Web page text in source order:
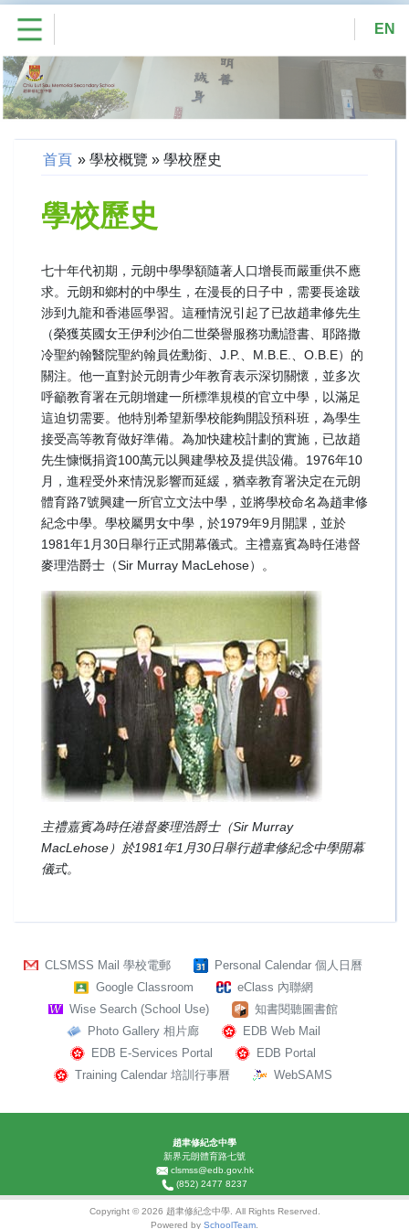
EN
首頁 » 學校概覽 » 學校歷史
學校歷史
七十年代初期，元朗中學學額隨著人口增長而嚴重供不應
求。元朗和鄉村的中學生，在漫長的日子中，需要長途跋
涉到九龍和香港區學習。這種情況引起了已故趙聿修先生
（榮獲英國女王伊利沙伯二世榮譽服務功勳證書、耶路撒
冷聖約翰醫院聖約翰員佐勳銜、J.P.、M.B.E.、O.B.E）的
關注。他一直對於元朗青少年教育表示深切關懷，並多次
呼籲教育署在元朗增建一所標準規模的官立中學，以滿足
這迫切需要。他特別希望新學校能夠開設預科班，為學生
接受高等教育做好準備。為加快建校計劃的實施，已故趙
先生慷慨捐資100萬元以興建學校及提供設備。1976年10
月，進程受外來情況影響而延緩，猶幸教育署決定在元朗
體育路7號興建一所官立文法中學，並將學校命名為趙聿修
紀念中學。學校屬男女中學，於1979年9月開課，並於
1981年1月30日舉行正式開幕儀式。主禮嘉賓為時任港督
麥理浩爵士（Sir Murray MacLehose）。
主禮嘉賓為時任港督麥理浩爵士（Sir Murray
MacLehose）於1981年1月30日舉行趙聿修紀念中學開幕
儀式。
CLSMSS Mail 學校電郵
Personal Calendar 個人日曆
Google Classroom
eClass 內聯網
Wise Search (School Use)
知書閱聽圖書館
Photo Gallery 相片廊
EDB Web Mail
EDB E-Services Portal
EDB Portal
Training Calendar 培訓行事曆
WebSAMS
趙聿修紀念中學
新界元朗體育路七號
clsmss@edb.gov.hk
(852) 2477 8237
Copyright © 2026 趙聿修紀念中學. All Rights Reserved.
Powered by SchoolTeam